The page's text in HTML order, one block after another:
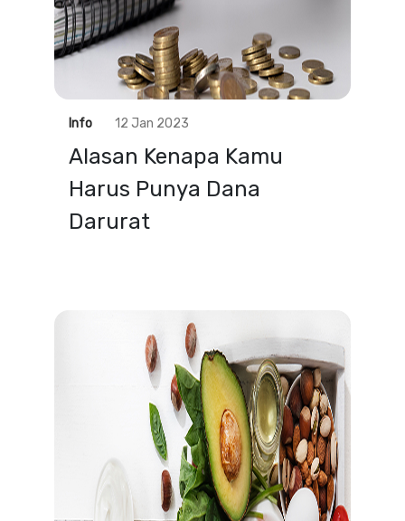
Info 12 Jan 2023
Alasan Kenapa Kamu
Harus Punya Dana
Darurat